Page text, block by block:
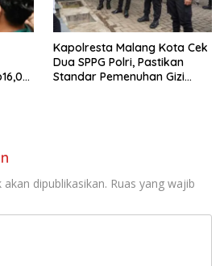
Kapolresta Malang Kota Cek
Dua SPPG Polri, Pastikan
Standar Pemenuhan Gizi
dipublikasikan. Ruas yang wajib